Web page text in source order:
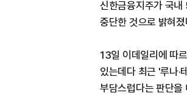
신한금융지주가 국내
중단한 것으로 밝혀졌
13일 이데일리에 따
있는데다 최근 '루나·
부담스럽다는 판단을